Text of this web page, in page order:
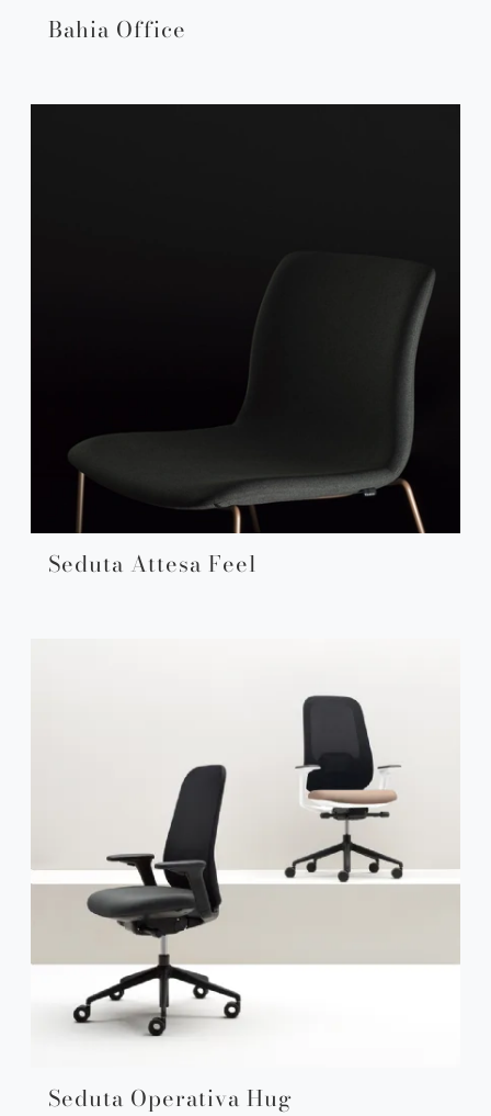
Bahia Office
Seduta Attesa Feel
Seduta Operativa Hug